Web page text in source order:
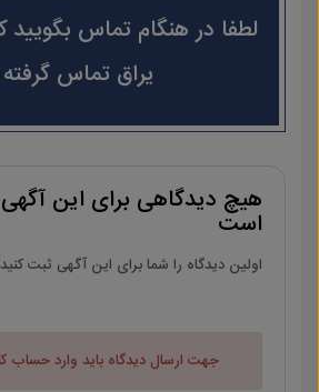
لطفا در هنگام تماس بگویید
یراق تماس گرفته
هیچ دیدگاهی برای این
است
اولین دیدگاه را شما برای این آگهی ثبت کنید
جهت ارسال دیدگاه باید وارد حساب